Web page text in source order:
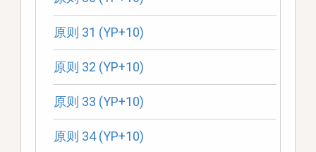
原则 31 (YP+10)
原则 32 (YP+10)
原则 33 (YP+10)
原则 34 (YP+10)